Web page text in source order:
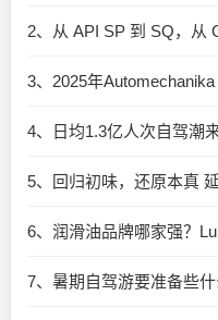
4、日均1.3亿人次自驾潮
5、回归初味，还原本真
6、润滑油品牌哪家强？
7、暑期自驾游要准备些什